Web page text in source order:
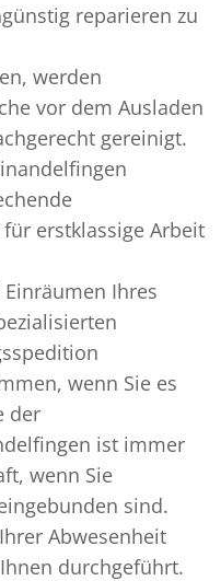
reparieren zu
werden
vor dem Ausladen
gereinigt.
erstklassige Arbeit
Ihres
wenn Sie es
der
ist immer
wenn Sie
sind.
Abwesenheit
durchgeführt.